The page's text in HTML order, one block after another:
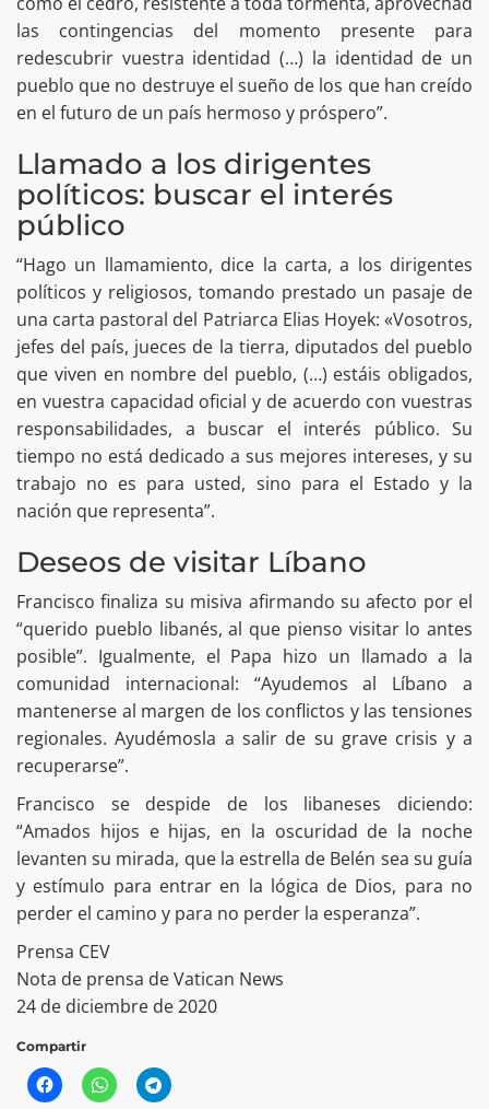
las contingencias del momento presente para
redescubrir vuestra identidad (…) la identidad de un
pueblo que no destruye el sueño de los que han creído
en el futuro de un país hermoso y próspero”.
Llamado a los dirigentes
políticos: buscar el interés
público
“Hago un llamamiento, dice la carta, a los dirigentes
políticos y religiosos, tomando prestado un pasaje de
una carta pastoral del Patriarca Elias Hoyek: «Vosotros,
jefes del país, jueces de la tierra, diputados del pueblo
que viven en nombre del pueblo, (…) estáis obligados,
en vuestra capacidad oficial y de acuerdo con vuestras
responsabilidades, a buscar el interés público. Su
tiempo no está dedicado a sus mejores intereses, y su
trabajo no es para usted, sino para el Estado y la
nación que representa”.
Deseos de visitar Líbano
Francisco finaliza su misiva afirmando su afecto por el
“querido pueblo libanés, al que pienso visitar lo antes
posible”. Igualmente, el Papa hizo un llamado a la
comunidad internacional: “Ayudemos al Líbano a
mantenerse al margen de los conflictos y las tensiones
regionales. Ayudémosla a salir de su grave crisis y a
recuperarse”.
Francisco se despide de los libaneses diciendo:
“Amados hijos e hijas, en la oscuridad de la noche
levanten su mirada, que la estrella de Belén sea su guía
y estímulo para entrar en la lógica de Dios, para no
perder el camino y para no perder la esperanza”.
Prensa CEV
Nota de prensa de Vatican News
24 de diciembre de 2020
Compartir